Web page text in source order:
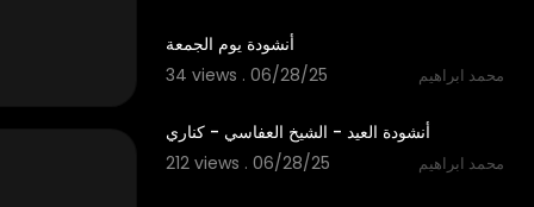
أنشودة يوم الجمعة
34 views . 06/28/25
محمد ابراهيم
أنشودة العيد - الشيخ العفاسي - كناري
212 views . 06/28/25
محمد ابراهيم